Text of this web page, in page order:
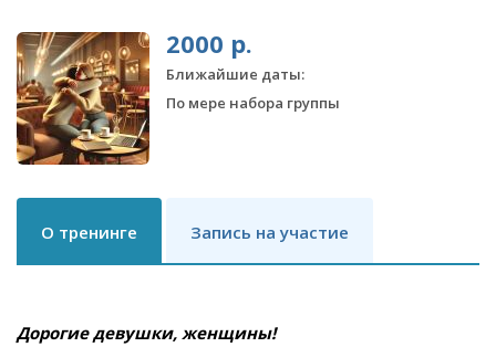
2000 р.
Ближайшие даты:
По мере набора группы
О тренинге Запись на участие
Дорогие девушки, женщины!